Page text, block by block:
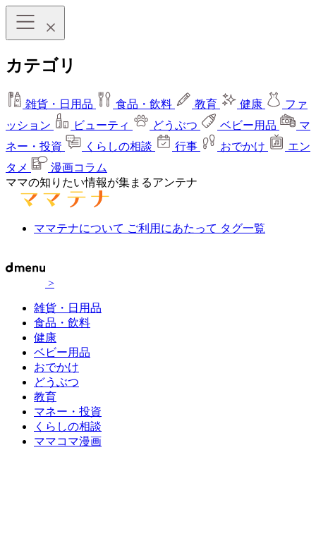
カテゴリ
雑貨・日用品 食品・飲料 教育 健康
ファ
ッション
ビューティ どうぶつ ベビー用品
マ
ネー・投資
くらしの相談 行事 おでかけ
エン
タメ
漫画コラム
ママの知りたい情報が集まるアンテナ
ママテナについて ご利用にあたって タグ一覧
>
雑貨・日用品
食品・飲料
健康
ベビー用品
おでかけ
どうぶつ
教育
マネー・投資
くらしの相談
ママコマ漫画